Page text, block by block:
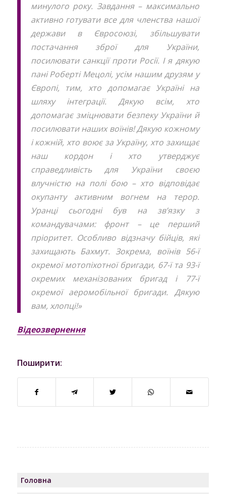
минулого року. Завдання – максимально
активно готувати все для членства нашої
держави в Євросоюзі, збільшувати
постачання зброї для України,
посилювати санкції проти Росії. І я дякую
пані Роберті Мецолі, усім нашим друзям у
Європі, тим, хто допомагає Україні на
шляху інтеграції. Дякую всім, хто
допомагає зміцнювати безпеку України й
посилювати наших воїнів! Дякую кожному
і кожній, хто воює за Україну, хто захищає
наш кордон і хто утверджує
справедливість для України своєю
влучністю на полі бою – хто відповідає
окупанту активним вогнем на терор.
Уранці сьогодні був на зв’язку з
командувачами: фронт – це перший
пріоритет. Особливо відзначу бійців, які
захищають Бахмут. Зокрема, воїнів 56-ї
окремої мотопіхотної бригади, 67-ї та 93-ї
окремих механізованих бригад і 77-ї
окремої аеромобільної бригади. Дякую
вам, хлопці!»
Відеозвернення
Поширити:
Головна